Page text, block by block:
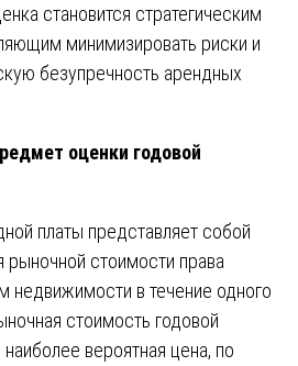
становится стратегическим
минимизировать риски и
безупречность арендных
оценки годовой
платы представляет собой
стоимости права
недвижимости в течение одного
стоимость годовой
вероятная цена, по